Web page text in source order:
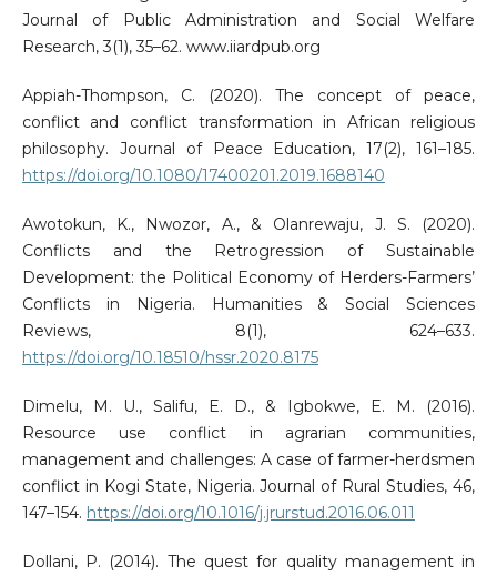
Journal of Public Administration and Social Welfare
Research, 3(1), 35–62. www.iiardpub.org
Appiah-Thompson, C. (2020). The concept of peace,
conflict and conflict transformation in African religious
philosophy. Journal of Peace Education, 17(2), 161–185.
https://doi.org/10.1080/17400201.2019.1688140
Awotokun, K., Nwozor, A., & Olanrewaju, J. S. (2020).
Conflicts and the Retrogression of Sustainable
Development: the Political Economy of Herders-Farmers’
Conflicts in Nigeria. Humanities & Social Sciences
Reviews, 8(1), 624–633.
https://doi.org/10.18510/hssr.2020.8175
Dimelu, M. U., Salifu, E. D., & Igbokwe, E. M. (2016).
Resource use conflict in agrarian communities,
management and challenges: A case of farmer-herdsmen
conflict in Kogi State, Nigeria. Journal of Rural Studies, 46,
147–154. https://doi.org/10.1016/j.jrurstud.2016.06.011
Dollani, P. (2014). The quest for quality management in